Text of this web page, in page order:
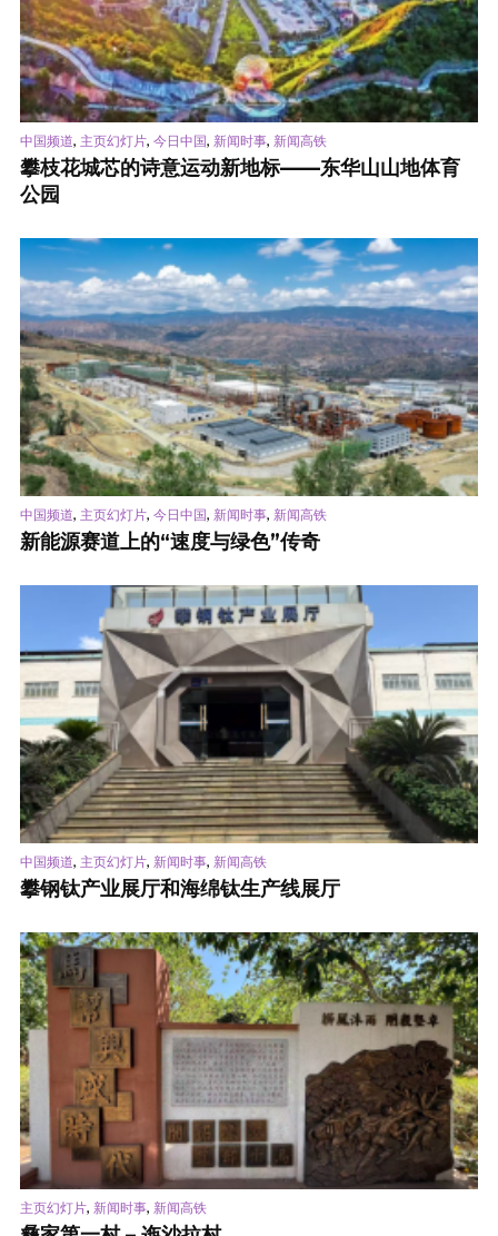
中国频道, 主页幻灯片, 今日中国, 新闻时事, 新闻高铁
攀枝花城芯的诗意运动新地标——东华山山地体育
公园
中国频道, 主页幻灯片, 今日中国, 新闻时事, 新闻高铁
新能源赛道上的“速度与绿色”传奇
中国频道, 主页幻灯片, 新闻时事, 新闻高铁
攀钢钛产业展厅和海绵钛生产线展厅
主页幻灯片, 新闻时事, 新闻高铁